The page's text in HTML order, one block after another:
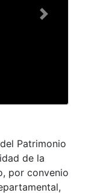
Next
Patrimonio
de la
por convenio